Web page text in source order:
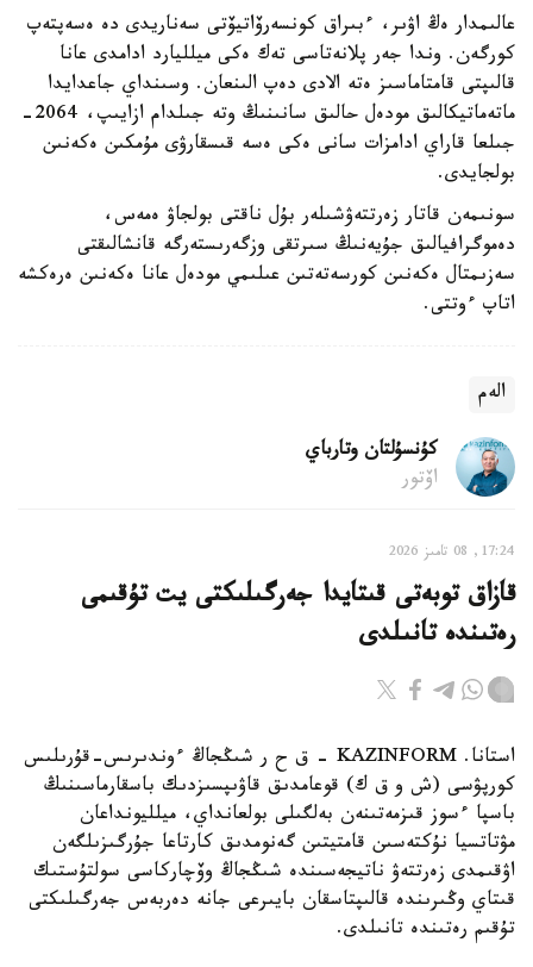
عالىمدار ەڭ اۋىر، ءبىراق كونسەرۆاتيۆتى سەناريدى دە ەسەپتەپ
كورگەن. وندا جەر پلانەتاسى تەك ەكى ميلليارد ادامدى عانا
قالىپتى قامتاماسىز ەتە الادى دەپ الىنعان. وسىنداي جاعدايدا
ماتەماتيكالىق مودەل حالىق سانىنىڭ وتە جىلدام ازايىپ، 2064-
جىلعا قاراي ادامزات سانى ەكى ەسە قىسقارۋى مۇمكىن ەكەنىن
بولجايدى.
سونىمەن قاتار زەرتتەۋشىلەر بۇل ناقتى بولجاۋ ەمەس،
دەموگرافيالىق جۇيەنىڭ سىرتقى وزگەرىستەرگە قانشالىقتى
سەزىمتال ەكەنىن كورسەتەتىن عىلىمي مودەل عانا ەكەنىن ەرەكشە
اتاپ ءوتتى.
الەم
كۇنسۇلتان وتارباي
اۆتور
17:24, 08 تامىز 2026
قازاق توبەتى قىتايدا جەرگىلىكتى يت تۇقىمى
رەتىندە تانىلدى
استانا. KAZINFORM – ق ح ر شىڭجاڭ ءوندىرىس-قۇرىلىس
كورپۋسى (ش و ق ك) قوعامدىق قاۋىپسىزدىك باسقارماسىنىڭ
باسپا ءسوز قىزمەتىنەن بەلگىلى بولعانداي، ميلليونداعان
مۋتاتسيا نۇكتەسىن قامتيتىن گەنومدىق كارتاعا جۇرگىزىلگەن
اۋقىمدى زەرتتەۋ ناتيجەسىندە شىڭجاڭ وۆچاركاسى سولتۇستىك
قىتاي وڭىرىندە قالىپتاسقان بايىرعى جانە دەربەس جەرگىلىكتى
تۇقىم رەتىندە تانىلدى.